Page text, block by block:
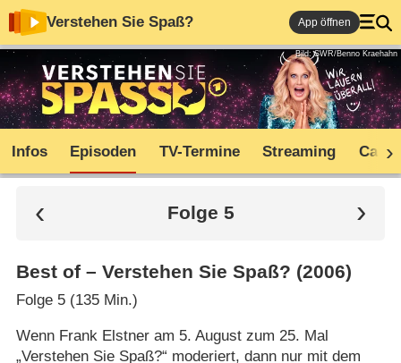
Verstehen Sie Spaß? App öffnen
Bild: SWR/Benno Kraehahn
Infos Episoden TV-Termine Streaming Cast
Folge 5
Best of – Verstehen Sie Spaß? (2006)
Folge 5 (135 Min.)
Wenn Frank Elstner am 5. August zum 25. Mal
„Verstehen Sie Spaß?“ moderiert, dann nur mit dem